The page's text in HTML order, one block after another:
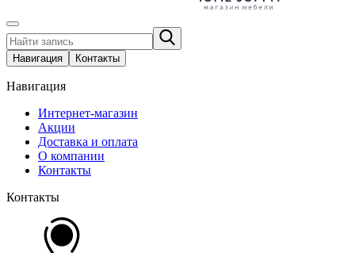
Навигация Контакты
Навигация
Интернет-магазин
Акции
Доставка и оплата
О компании
Контакты
Контакты